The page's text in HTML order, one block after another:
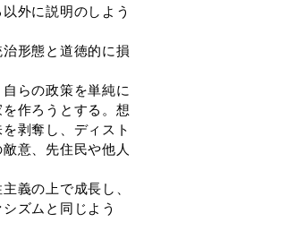
外に説明のしよう
形態と道徳的に損
らの政策を単純に
作ろうとする。想
剥奪し、ディスト
意、先住民や他人
義の上で成長し、
ズムと同じよう